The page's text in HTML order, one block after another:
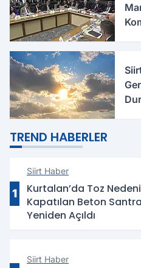
TREND HABERLER
1
Siirt Haber
Kurtalan’da Toz
Kapatılan Beton
Yeniden Açıldı
Siirt Haber